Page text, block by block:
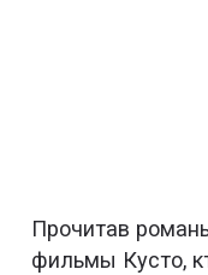
Прочитав
фильмы Кусто,